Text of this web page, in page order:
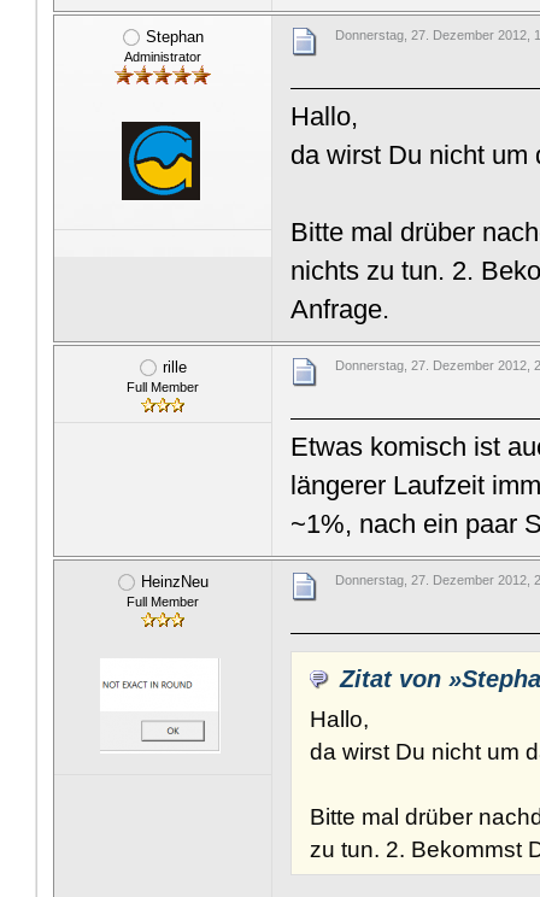
Stephan
Administrator
Donnerstag, 27. Dezember 2012,
Hallo,
da wirst Du nicht um
Bitte mal drüber
nichts zu tun. 2.
Anfrage.
rille
Full Member
Donnerstag, 27. Dezember 2012,
Etwas komisch ist
längerer Laufzeit
~1%, nach ein paar
HeinzNeu
Full Member
Donnerstag, 27. Dezember 2012,
Zitat von
Hallo,
da wirst Du nicht um
Bitte mal drüber
zu tun. 2. Bekommst